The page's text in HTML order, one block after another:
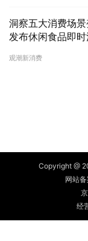
洞察五大消费场
发布休闲食品即
观潮新消费
Copyright @
网站备
经